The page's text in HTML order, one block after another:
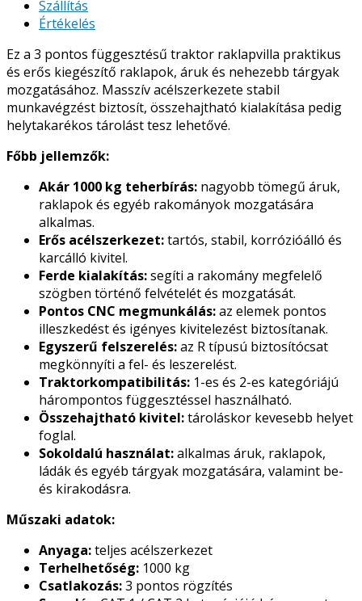
Szállítás
Értékelés
Ez a 3 pontos függesztésű traktor raklapvilla praktikus
és erős kiegészítő raklapok, áruk és nehezebb tárgyak
mozgatásához. Masszív acélszerkezete stabil
munkavégzést biztosít, összehajtható kialakítása pedig
helytakarékos tárolást tesz lehetővé.
Főbb jellemzők:
Akár 1000 kg teherbírás: nagyobb tömegű áruk,
raklapok és egyéb rakományok mozgatására
alkalmas.
Erős acélszerkezet:tartós, stabil, korrózióálló és
karcálló kivitel.
Ferde kialakítás:segíti a rakomány megfelelő
szögben történő felvételét és mozgatását.
Pontos CNC megmunkálás:az elemek pontos
illeszkedést és igényes kivitelezést biztosítanak.
Egyszerű felszerelés:az R típusú biztosítócsat
megkönnyíti a fel- és leszerelést.
Traktorkompatibilitás: 1-es és 2-es kategóriájú
hárompontos függesztéssel használható.
Összehajtható kivitel:tároláskor kevesebb helyet
foglal.
Sokoldalú használat:alkalmas áruk, raklapok,
ládák és egyéb tárgyak mozgatására, valamint be-
és kirakodásra.
Műszaki adatok:
Anyaga:teljes acélszerkezet
Terhelhetőség: 1000 kg
Csatlakozás:3 pontos rögzítés